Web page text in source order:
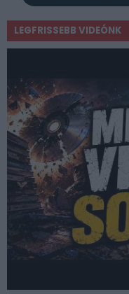
LEGFRISSEBB VIDEÓNK